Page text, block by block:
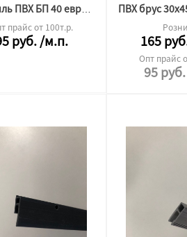
прайс от 100т.р.
руб./м.п.
ПВХ брус
165
Опт прайс
95руб.